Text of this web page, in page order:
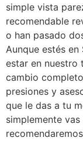
simple vista
recomendable
o han pasado
Aunque estés
estar en nuestro
cambio
presiones y
que le das a tu
simplemente